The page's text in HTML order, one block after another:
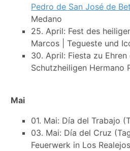
Pedro de San José de
Medano
25. April: Fest des
Marcos | Tegueste und
30. April: Fiesta zu Ehren
Schutzheiligen Hermano
Mai
01. Mai: Día del Trabajo
03. Mai: Día del Cruz
Feuerwerk in Los Realejos